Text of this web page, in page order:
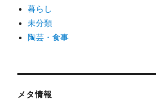
暮らし
未分類
陶芸・食事
メタ情報